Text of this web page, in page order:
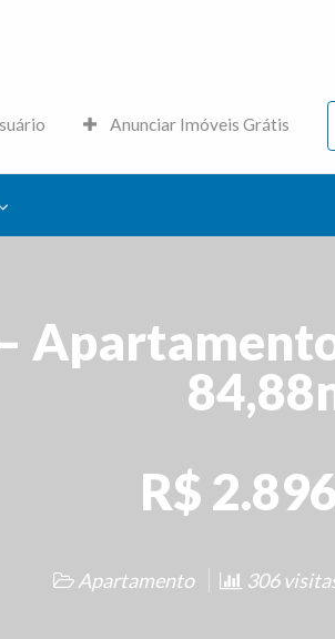
Anunciar Imóveis Grátis
R$
Apartamento 306